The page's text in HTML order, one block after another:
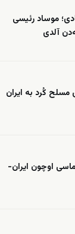
موساد رئیسی
آلدی
مسلح کُرد به ایران
آچیلماسی اوچون ایران-